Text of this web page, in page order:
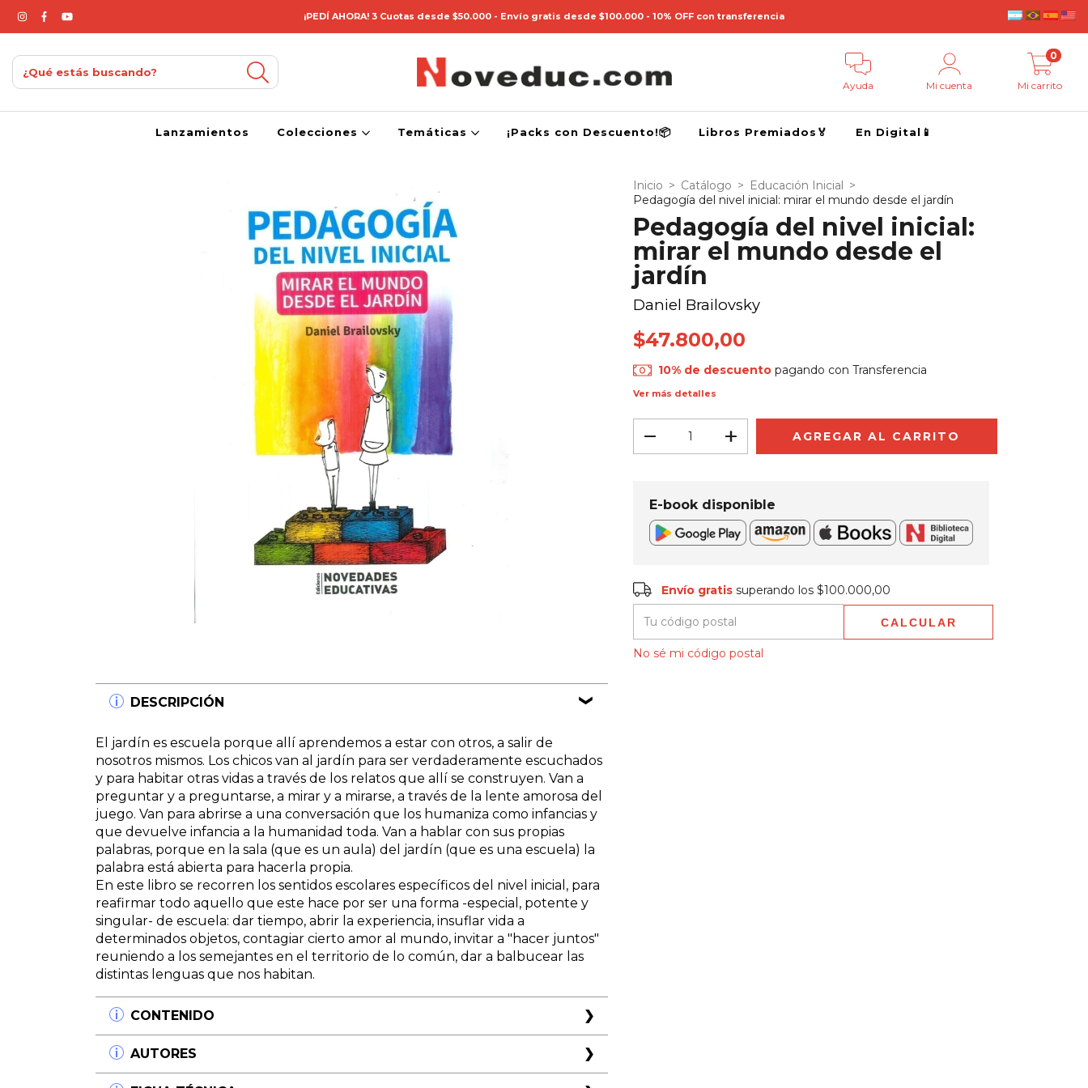
¡PEDÍ AHORA! 3 Cuotas desde $50.000 - Envío gratis desde $100.000 - 10% OFF con transferencia
Ayuda Mi cuenta Mi carrito
0
Lanzamientos Colecciones Temáticas ¡Packs con Descuento!📦 Libros Premiados🏅 En Digital📱
DESCRIPCIÓN
El jardín es escuela porque allí aprendemos a estar con otros, a salir de
nosotros mismos. Los chicos van al jardín para ser verdaderamente escuchados
y para habitar otras vidas a través de los relatos que allí se construyen. Van a
preguntar y a preguntarse, a mirar y a mirarse, a través de la lente amorosa del
juego. Van para abrirse a una conversación que los humaniza como infancias y
que devuelve infancia a la humanidad toda. Van a hablar con sus propias
palabras, porque en la sala (que es un aula) del jardín (que es una escuela) la
palabra está abierta para hacerla propia.
En este libro se recorren los sentidos escolares específicos del nivel inicial, para
reafirmar todo aquello que este hace por ser una forma -especial, potente y
singular- de escuela: dar tiempo, abrir la experiencia, insuflar vida a
determinados objetos, contagiar cierto amor al mundo, invitar a "hacer juntos"
reuniendo a los semejantes en el territorio de lo común, dar a balbucear las
distintas lenguas que nos habitan.
CONTENIDO
Capítulo 1. Siete vidas de la teoría pedagógica
¡Pura teoría!
La teoría como reglamento: una guía para la acción
AUTORES
Daniel Brailovsky
Inicio > Catálogo > Educación Inicial >
Pedagogía del nivel inicial: mirar el mundo desde el jardín
Pedagogía del nivel inicial:
mirar el mundo desde el
jardín
Daniel Brailovsky
$47.800,00
10% de descuento pagando con Transferencia
Ver más detalles
E-book disponible
Envío gratis
Entregas para el CP: CAMBIAR CP
Envío gratis superando los$100.000,00
CALCULAR
No sé mi código postal